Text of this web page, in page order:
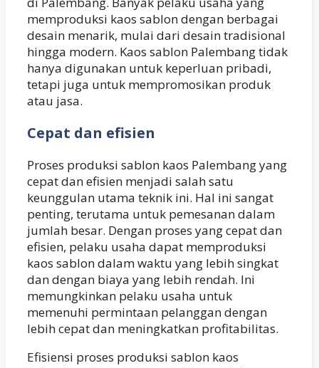
memproduksi kaos sablon dengan berbagai
desain menarik, mulai dari desain tradisional
hingga modern. Kaos sablon Palembang tidak
hanya digunakan untuk keperluan pribadi,
tetapi juga untuk mempromosikan produk
atau jasa.
Cepat dan efisien
Proses produksi sablon kaos Palembang yang
cepat dan efisien menjadi salah satu
keunggulan utama teknik ini. Hal ini sangat
penting, terutama untuk pemesanan dalam
jumlah besar. Dengan proses yang cepat dan
efisien, pelaku usaha dapat memproduksi
kaos sablon dalam waktu yang lebih singkat
dan dengan biaya yang lebih rendah. Ini
memungkinkan pelaku usaha untuk
memenuhi permintaan pelanggan dengan
lebih cepat dan meningkatkan profitabilitas.
Efisiensi proses produksi sablon kaos